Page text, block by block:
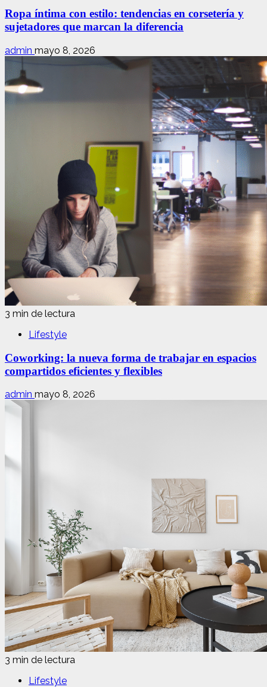
Ropa íntima con estilo: tendencias en corsetería y
sujetadores que marcan la diferencia
admin mayo 8, 2026
3 min de lectura
Lifestyle
Coworking: la nueva forma de trabajar en espacios
compartidos eficientes y flexibles
admin mayo 8, 2026
3 min de lectura
Lifestyle